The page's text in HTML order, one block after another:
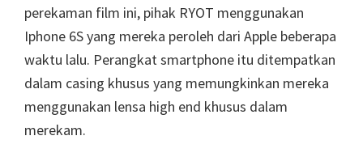
perekaman film ini, pihak RYOT menggunakan
Iphone 6S yang mereka peroleh dari Apple beberapa
waktu lalu. Perangkat smartphone itu ditempatkan
dalam casing khusus yang memungkinkan mereka
menggunakan lensa high end khusus dalam
merekam.